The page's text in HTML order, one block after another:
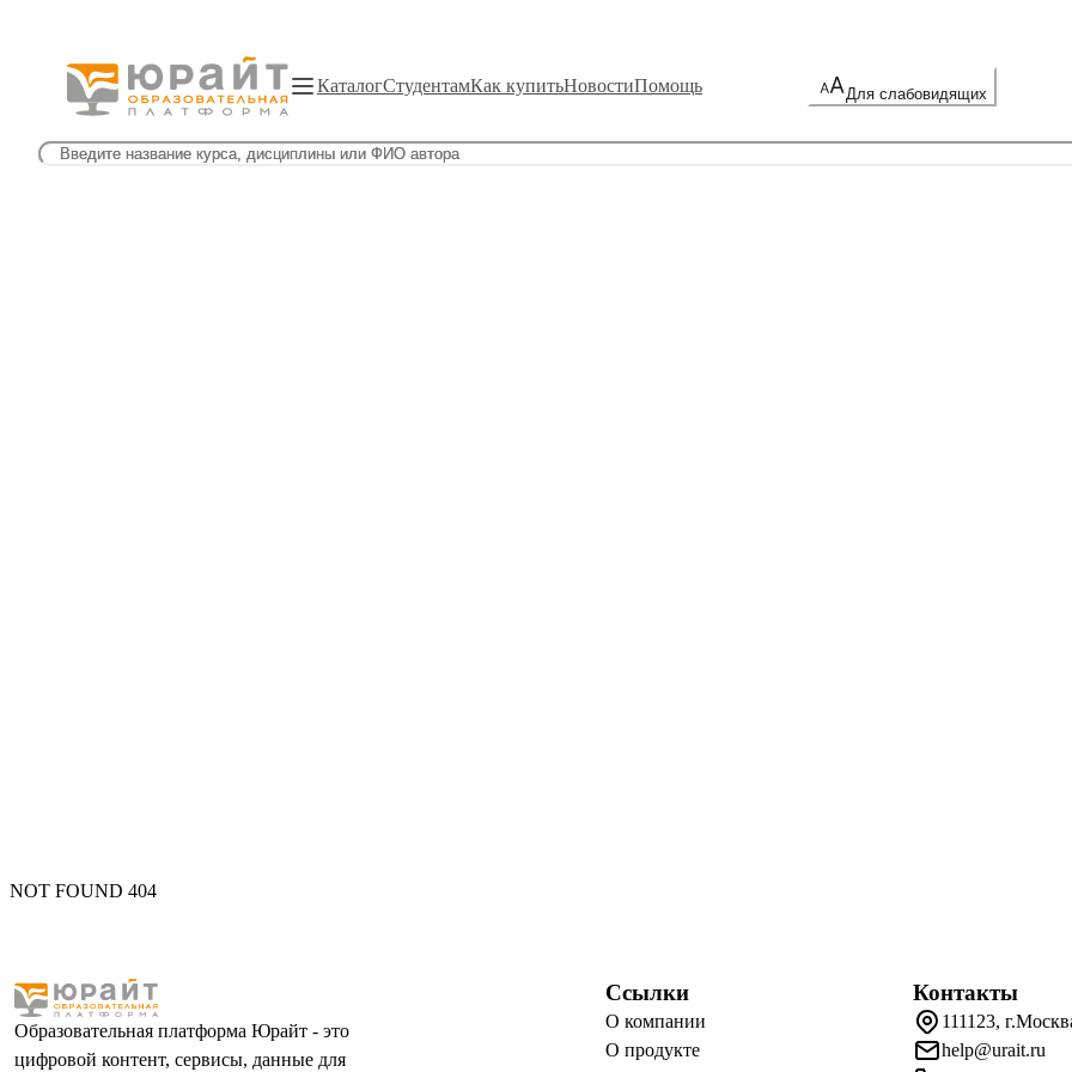
КаталогСтудентамКак купитьНовостиПомощь Для слабовидящих
NOT FOUND 404
Образовательная платформа Юрайт - это
цифровой контент, сервисы, данные для
Ссылки
О компании
О продукте
Контакты
111123,
help@urait.ru